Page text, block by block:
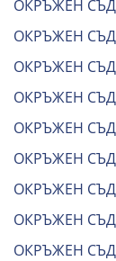
ОКРЪЖЕН СЪД
ОКРЪЖЕН СЪД
ОКРЪЖЕН
ОКРЪЖЕН
ОКРЪЖЕН
ОКРЪЖЕН СЪД
ОКРЪЖЕН
ОКРЪЖЕН
ОКРЪЖЕН